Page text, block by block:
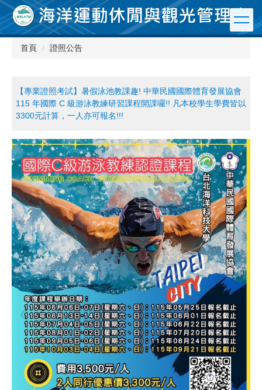
跳
到
主
首頁 證照公告
【專業證照考試】暑假泳池教課趣! 中華民國國際體育發展協會
115 年國際 C 級游泳教練研習課程開課囉!! 凡本校學生學費皆以
3300元計算，一人亦可報名!!!